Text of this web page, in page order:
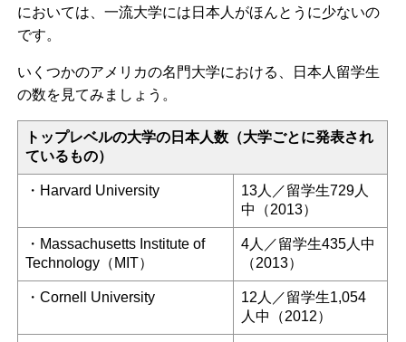
においては、一流大学には日本人がほんとうに少ないの
です。
いくつかのアメリカの名門大学における、日本人留学生
の数を見てみましょう。
トップレベルの大学の日本人数（大学ごとに発表され
ているもの）
・Harvard University
13人／留学生729人
中
（2013）
・Massachusetts Institute of
Technology（MIT）
4人／留学生435人中
（2013）
・Cornell University
12人／留学生1,054
人中
（2012）